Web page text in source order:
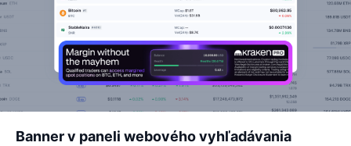
Banner v paneli webového vyhľadávania